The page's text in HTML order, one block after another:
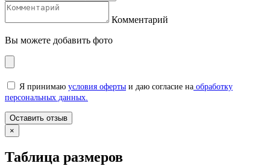
Комментарий
Вы можете добавить фото
Я принимаю условия оферты и даю согласие на обработку
персональных данных.
×
Таблица размеров